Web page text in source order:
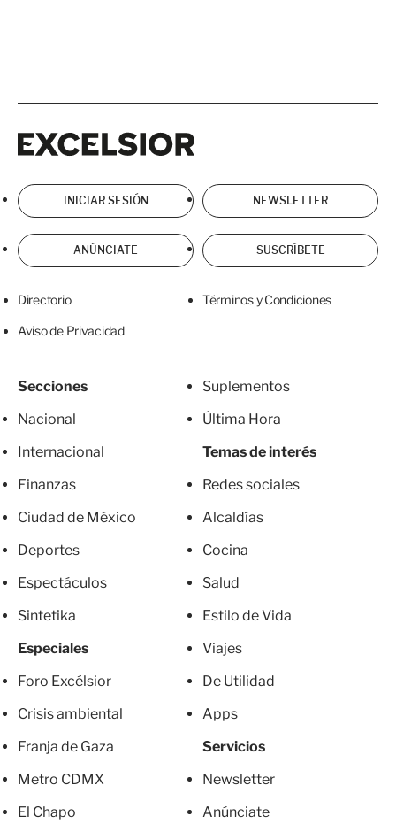
INICIAR SESIÓN NEWSLETTER
ANÚNCIATE SUSCRÍBETE
Directorio Términos y Condiciones
Aviso de Privacidad
Secciones
Nacional
Internacional
Finanzas
Ciudad de México
Deportes
Espectáculos
Sintetika
Especiales
Foro Excélsior
Crisis ambiental
Franja de Gaza
Metro CDMX
El Chapo
Suplementos
Última Hora
Temas de interés
Redes sociales
Alcaldías
Cocina
Salud
Estilo de Vida
Viajes
De Utilidad
Apps
Servicios
Newsletter
Anúnciate